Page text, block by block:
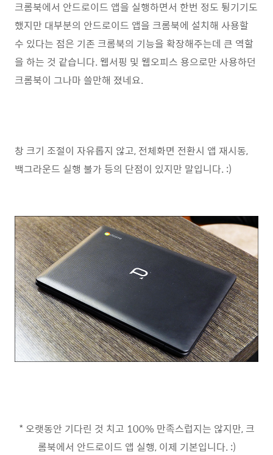
크롬북에서 안드로이드 앱을 실행하면서 한번 정도 튕기기도
했지만 대부분의 안드로이드 앱을 크롬북에 설치해 사용할
수 있다는 점은 기존 크롬북의 기능을 확장해주는데 큰 역할
을 하는 것 같습니다. 웹서핑 및 웹오피스 용으로만 사용하던
크롬북이 그나마 쓸만해 졌네요.
창 크기 조절이 자유롭지 않고, 전체화면 전환시 앱 재시동,
백그라운드 실행 불가 등의 단점이 있지만 말입니다. :)
* 오랫동안 기다린 것 치고 100% 만족스럽지는 않지만, 크
롬북에서 안드로이드 앱 실행, 이제 기본입니다. :)